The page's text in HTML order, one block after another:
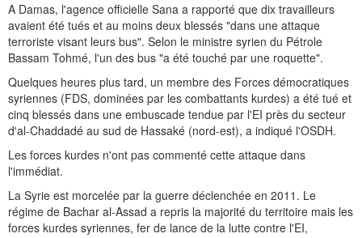
A Damas, l'agence officielle Sana a rapporté que dix travailleurs
avaient été tués et au moins deux blessés "dans une attaque
terroriste visant leurs bus". Selon le ministre syrien du Pétrole
Bassam Tohmé, l'un des bus "a été touché par une roquette".
Quelques heures plus tard, un membre des Forces démocratiques
syriennes (FDS, dominées par les combattants kurdes) a été tué et
cinq blessés dans une embuscade tendue par l'EI près du secteur
d'al-Chaddadé au sud de Hassaké (nord-est), a indiqué l'OSDH.
Les forces kurdes n'ont pas commenté cette attaque dans
l'immédiat.
La Syrie est morcelée par la guerre déclenchée en 2011. Le
régime de Bachar al-Assad a repris la majorité du territoire mais les
forces kurdes syriennes, fer de lance de la lutte contre l'EI,